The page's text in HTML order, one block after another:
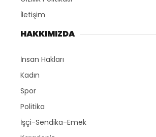
İletişim
HAKKIMIZDA
İnsan Hakları
Kadın
Spor
Politika
İşçi-Sendika-Emek